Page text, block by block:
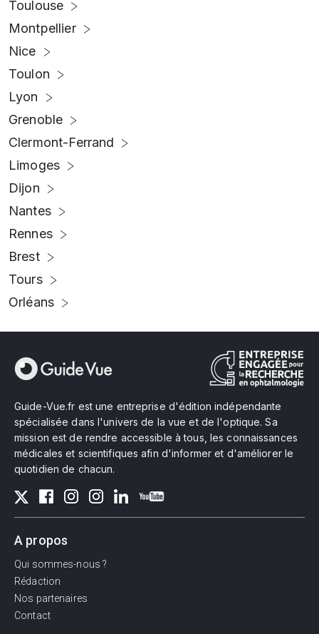
Toulouse
Montpellier
Nice
Toulon
Lyon
Grenoble
Clermont-Ferrand
Limoges
Dijon
Nantes
Rennes
Brest
Tours
Orléans
Guide-Vue.fr est une entreprise d'édition indépendante
spécialisée dans l'univers de la vue et de l'optique. Sa
mission est de rendre accessible à tous, les connaissances
médicales et scientifiques afin d'informer et d'améliorer le
quotidien de chacun.
A propos
Qui sommes-nous ?
Rédaction
Nos partenaires
Contact